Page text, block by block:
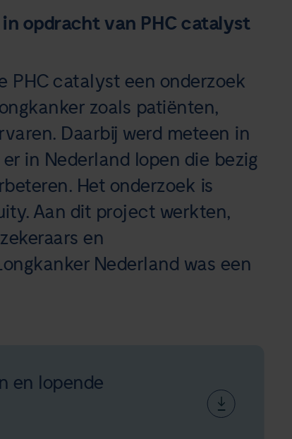
opdracht van PHC catalyst
PHC catalyst een onderzoek
zoals patiënten,
Daarbij werd meteen in
in Nederland lopen die bezig
Het onderzoek is
Aan dit project werkten,
en
Nederland was een
en lopende